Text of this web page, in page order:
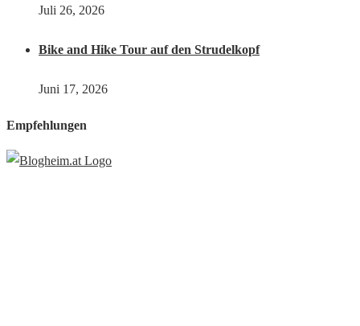
Juli 26, 2026
Bike and Hike Tour auf den Strudelkopf
Juni 17, 2026
Empfehlungen